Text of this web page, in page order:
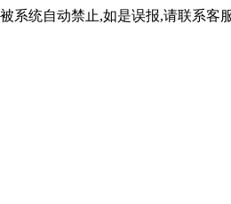
系统自动禁止,如是误报,请联系客